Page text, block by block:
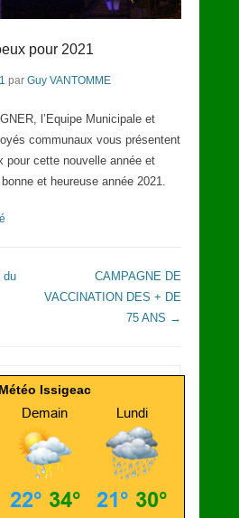
pour 2021
par Guy VANTOMME
l’Equipe Municipale et
communaux vous présentent
pour cette nouvelle année et
et heureuse année 2021.
du
CAMPAGNE DE
VACCINATION DES + DE
75 ANS →
Météo Issigeac